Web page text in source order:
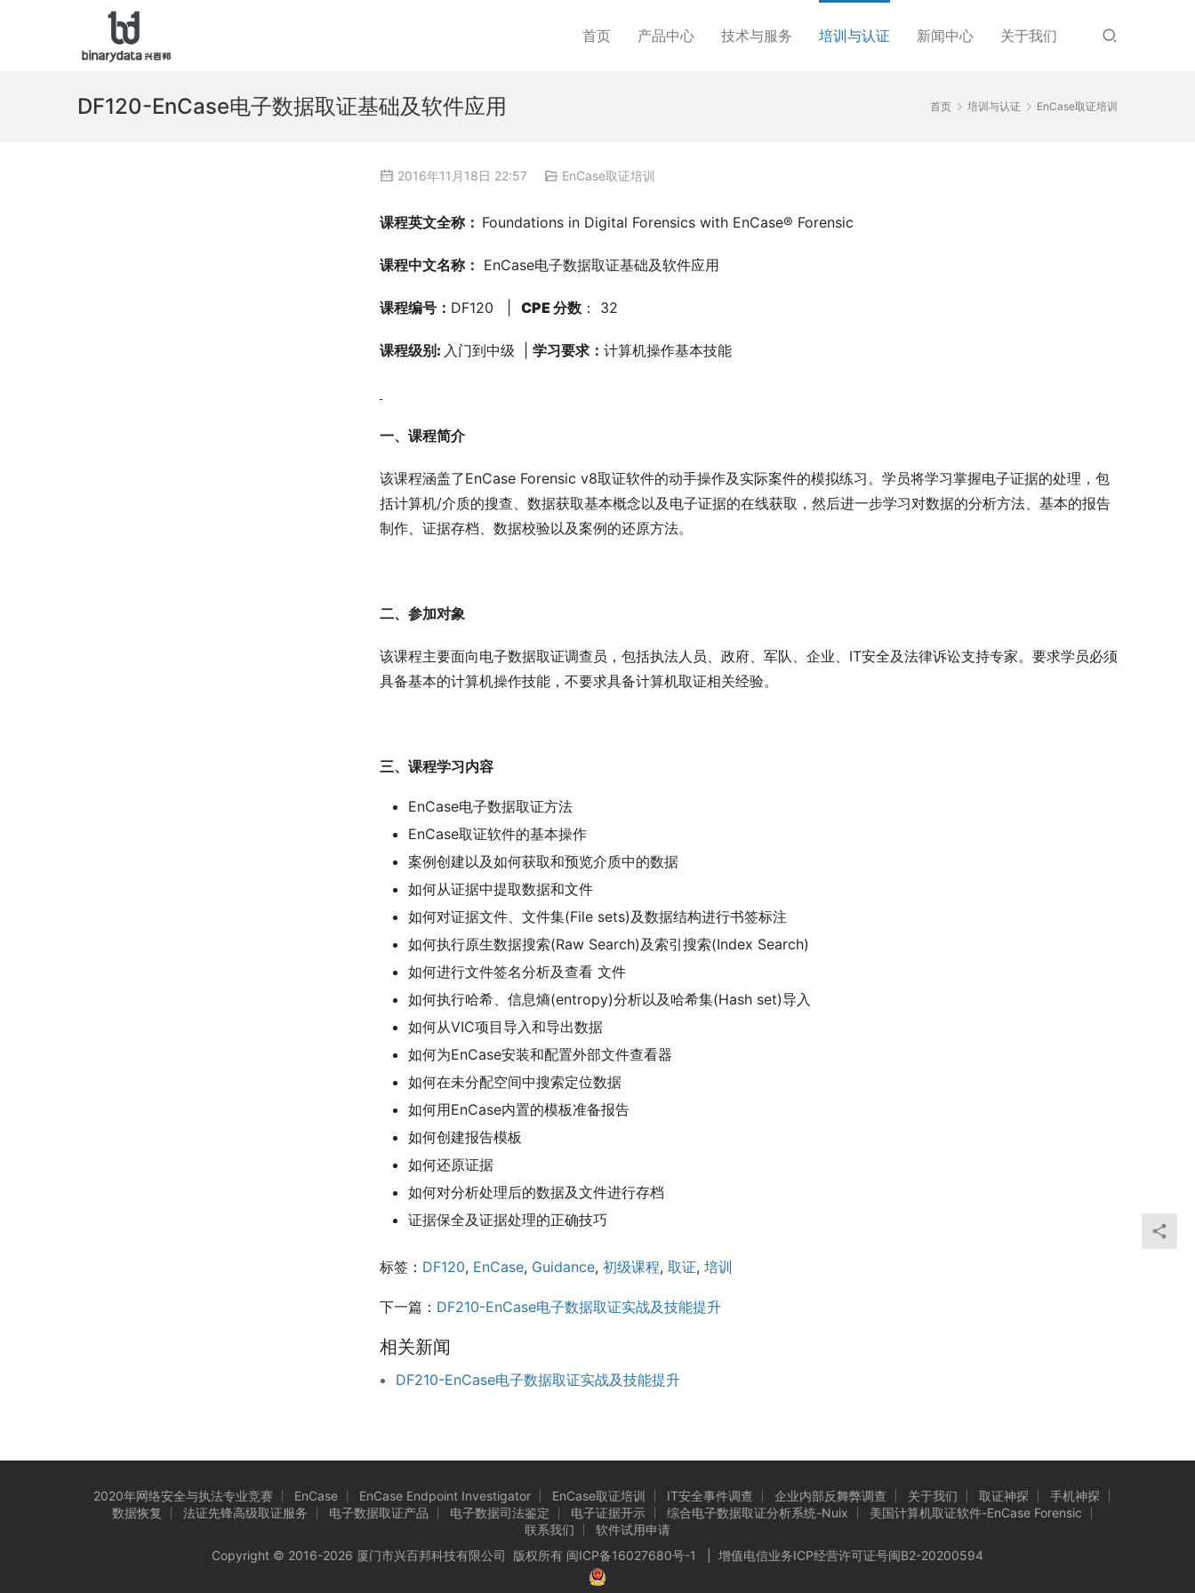
首页 产品中心 技术与服务 培训与认证 新闻中心 关于我们
首页 培训与认证 EnCase取证培训
DF120-EnCase电子数据取证基础及软件应用
2016年11月18日 22:57 EnCase取证培训
课程英文全称： Foundations in Digital Forensics with EnCase® Forensic
课程中文名称： EnCase电子数据取证基础及软件应用
课程编号： DF120   | CPE 分数 ： 32
课程级别: 入门到中级  | 学习要求： 计算机操作基本技能
一、课程简介
该课程涵盖了EnCase Forensic v8取证软件的动手操作及实际案件的模拟练习。学员将学习掌握电子证据的处理，包
括计算机/介质的搜查、数据获取基本概念以及电子证据的在线获取，然后进一步学习对数据的分析方法、基本的报告
制作、证据存档、数据校验以及案例的还原方法。
二、参加对象
该课程主要面向电子数据取证调查员，包括执法人员、政府、军队、企业、IT安全及法律诉讼支持专家。要求学员必须
具备基本的计算机操作技能，不要求具备计算机取证相关经验。
三、课程学习内容
EnCase电子数据取证方法
EnCase取证软件的基本操作
案例创建以及如何获取和预览介质中的数据
如何从证据中提取数据和文件
如何对证据文件、文件集(File sets)及数据结构进行书签标注
如何执行原生数据搜索(Raw Search)及索引搜索(Index Search)
如何进行文件签名分析及查看 文件
如何执行哈希、信息熵(entropy)分析以及哈希集(Hash set)导入
如何从VIC项目导入和导出数据
如何为EnCase安装和配置外部文件查看器
如何在未分配空间中搜索定位数据
如何用EnCase内置的模板准备报告
如何创建报告模板
如何还原证据
如何对分析处理后的数据及文件进行存档
证据保全及证据处理的正确技巧
标签： DF120, EnCase, Guidance, 初级课程, 取证, 培训
下一篇： DF210-EnCase电子数据取证实战及技能提升
相关新闻
DF210-EnCase电子数据取证实战及技能提升
2020年网络安全与执法专业竞赛 EnCase EnCase Endpoint Investigator EnCase取证培训 IT安全事件调查 企业内部反舞弊调查 关于我们 取证神探
手机神探
数据恢复
法证先锋高级取证服务 电子数据取证产品 电子数据司法鉴定 电子证据开示 综合电子数据取证分析系统-Nuix
美国计算机取证软件-EnCase Forensic
联系我们
软件试用申请
Copyright © 2016-2026 厦门市兴百邦科技有限公司 版权所有 闽ICP备16027680号-1 | 增值电信业务ICP经营许可证号闽B2-20200594